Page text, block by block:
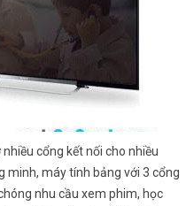
cổng kết nối cho nhiều
minh, máy tính bảng với 3 cổng
nhu cầu xem phim, học